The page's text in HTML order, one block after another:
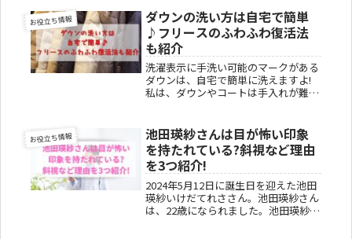
のチャンネル登録者数がいます。私
は、｢2...
お役立ち情報
ダウンの洗い方は自宅で簡単
♪フリースのふわふわ復活法
も紹介
洗濯表示に手洗い可能のマークがある
ダウンは、自宅で簡単に洗えますよ!
私は、ダウンやコートは手入れが難し
手間とコストを考えると、自宅で洗え
れば良いのに思いますよね。今記事で
は...
お役立ち情報
池田瑛紗さんは目が怖い印象
を持たれている?斜視など理由
を3つ紹介!
2024年5月12日に誕生日を迎えた池田
瑛紗いけだてれささん。池田瑛紗さん
は、22歳になられました。池田瑛紗さ